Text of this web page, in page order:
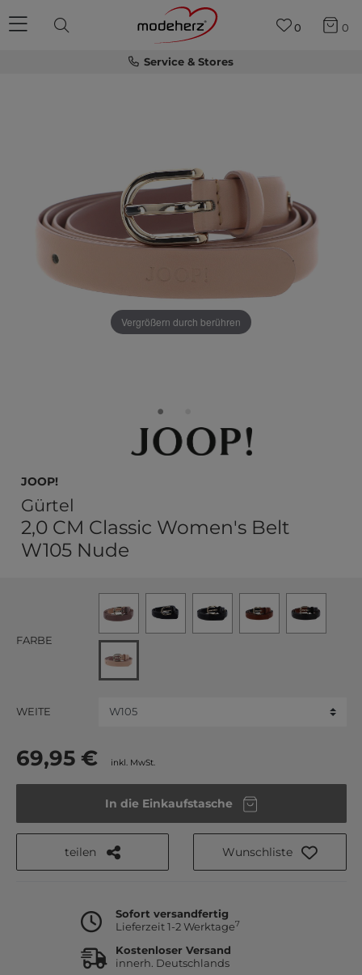
Service & Stores
0 0
Vergrößern durch berühren
JOOP!
Gürtel
2,0 CM Classic Women's Belt
W105 Nude
FARBE
WEITE
69,95 € inkl. MwSt.
In die Einkaufstasche
teilen Wunschliste
Sofort versandfertig
Lieferzeit 1-2 Werktage7
Kostenloser Versand
innerh. Deutschlands